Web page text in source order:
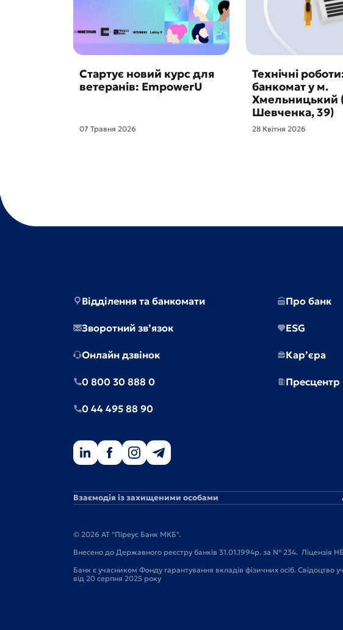
Стартує новий курс для
ветеранів: EmpowerU
07 Травня 2026
Технічні
банкомат у м.
Хмельницький
Шевченка, 39)
28 Квітня 2026
Відділення та банкомати
Зворотний зв’язок
Онлайн дзвінок
0 800 30 888 0
0 44 495 88 90
Про банк
ESG
Кар’єра
Пресцентр
Взаємодія із захищеними особами
© 2026 АТ "Піреус Банк МКБ".
Внесено до Державного реєстру банків 31.01.1994р. за № 234. Ліцензія
Банк є учасником Фонду гарантування вкладів фізичних осіб.
від 20 серпня 2025 року